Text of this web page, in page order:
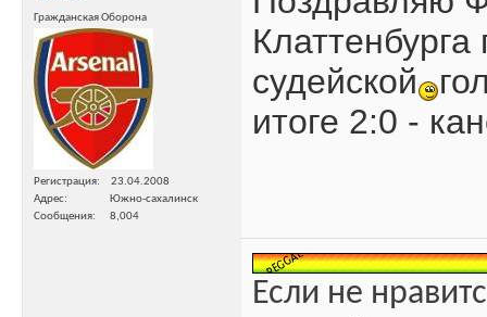
Гражданская Оборона
Регистрация
23.04.2008
Адрес
Южно-сахалинск
Сообщения
8,004
судейской
итоге 2:0 -
Если не